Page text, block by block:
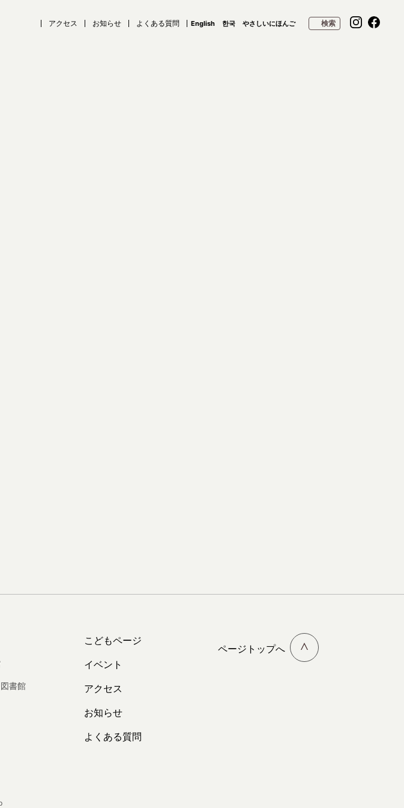
アクセス お知らせ よくある質問 English 한국 やさしいにほんご 検索
書館
こどもページ
イベント
アクセス
お知らせ
よくある質問
ページトップへ